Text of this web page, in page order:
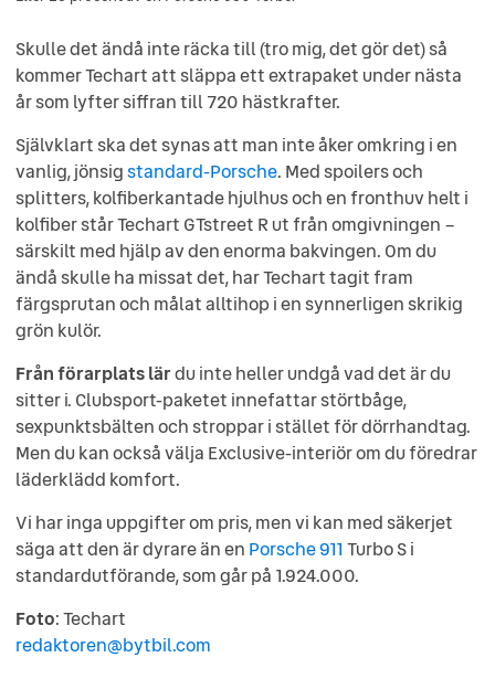
Skulle det ändå inte räcka till (tro mig, det gör det) så
kommer Techart att släppa ett extrapaket under nästa
år som lyfter siffran till 720 hästkrafter.
Självklart ska det synas att man inte åker omkring i en
vanlig, jönsigstandard-Porsche. Med spoilers och
splitters, kolfiberkantade hjulhus och en fronthuv helt i
kolfiber står Techart GTstreet R ut från omgivningen –
särskilt med hjälp av den enorma bakvingen. Om du
ändå skulle ha missat det, har Techart tagit fram
färgsprutan och målat alltihop i en synnerligen skrikig
grön kulör.
Från förarplats lärdu inte heller undgå vad det är du
sitter i. Clubsport-paketet innefattar störtbåge,
sexpunktsbälten och stroppar i stället för dörrhandtag.
Men du kan också välja Exclusive-interiör om du föredrar
läderklädd komfort.
Vi har inga uppgifter om pris, men vi kan med säkerjet
säga att den är dyrare än en Porsche 911Turbo S i
standardutförande, som går på 1.924.000.
Foto: Techart
redaktoren@bytbil.com